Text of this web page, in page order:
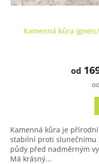
Kamenná kůra
od
Kamenná kůra je
stabilní proti slunečnímu
půdy před nadměrným
Má krásný...